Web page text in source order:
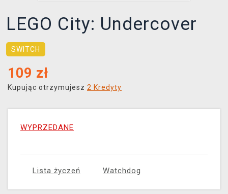
LEGO City: Undercover
SWITCH
109 zł
Kupując otrzymujesz 2 Kredyty
WYPRZEDANE
Lista życzeń Watchdog